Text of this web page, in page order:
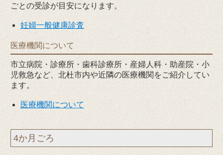
ごとの受診が目安になります。
妊婦一般健康診査
医療機関について
市立病院・診療所・歯科診療所・産婦人科・助産院・小
児救急など、北杜市内や近隣の医療機関をご紹介してい
ます。
医療機関について
4か月ごろ